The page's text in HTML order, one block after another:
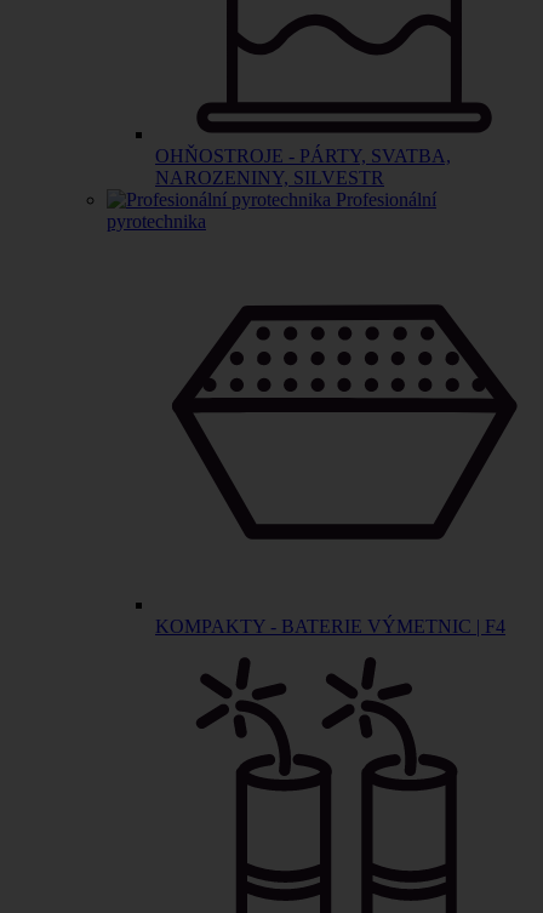
OHŇOSTROJE - PÁRTY, SVATBA,
NAROZENINY, SILVESTR
Profesionální
pyrotechnika
KOMPAKTY - BATERIE VÝMETNIC | F4